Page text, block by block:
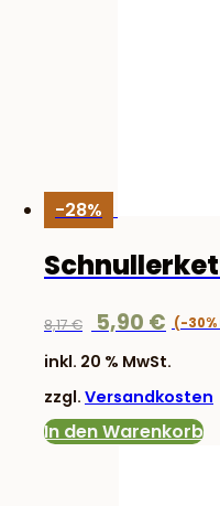
-28%
8,17€
war:
8,17 €
5,90 €
inkl. 20 % MwSt.
zzgl. Versandkosten
In den Warenkorb